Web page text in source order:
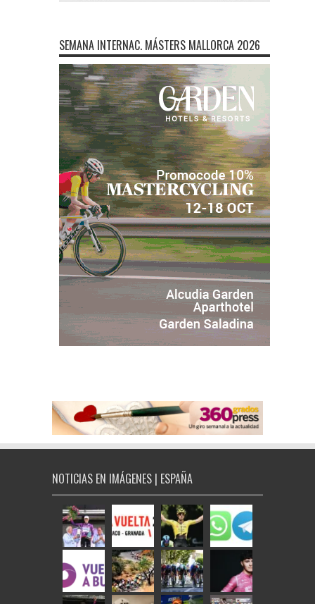
SEMANA INTERNAC. MÁSTERS MALLORCA 2026
NOTICIAS EN IMÁGENES | ESPAÑA